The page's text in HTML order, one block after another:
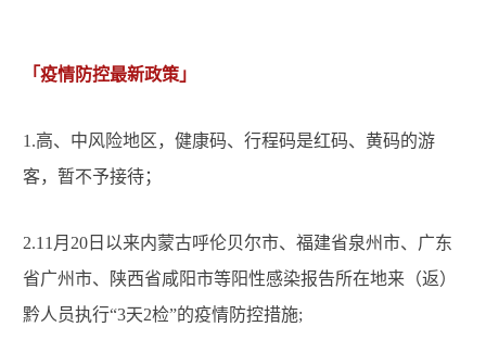
「疫情防控最新政策」
1.高、中风险地区，健康码、行程码是红码、黄码的游
客，暂不予接待；
2.11 月 20 日以来内蒙古呼伦贝尔市、福建省泉州市、广东
省广州市、陕西省咸阳市等阳性感染报告所在地来（返）
黔人员执行“3天2检”的疫情防控措施;